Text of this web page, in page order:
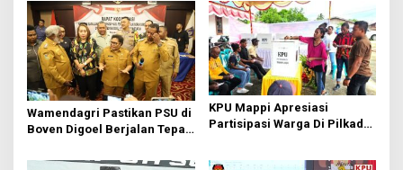
Wamendagri Pastikan PSU di
Boven Digoel Berjalan Tepat
KPU Mappi Apresiasi
Partisipasi Warga Di Pilkada